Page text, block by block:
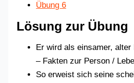
Übung 6
Lösung zur Übung
Er wird als einsamer,
– Fakten zur Person /
So erweist sich seine